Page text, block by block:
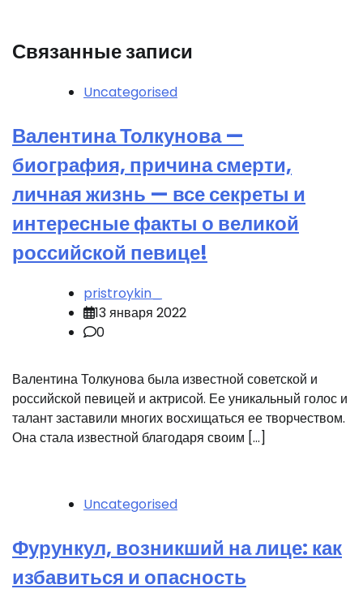
Связанные записи
Uncategorised
Валентина Толкунова —
биография, причина смерти,
личная жизнь — все секреты и
интересные факты о великой
российской певице!
pristroykin_
13 января 2022
0
Валентина Толкунова была известной советской и
российской певицей и актрисой. Ее уникальный голос и
талант заставили многих восхищаться ее творчеством.
Она стала известной благодаря своим […]
Uncategorised
Фурункул, возникший на лице: как
избавиться и опасность